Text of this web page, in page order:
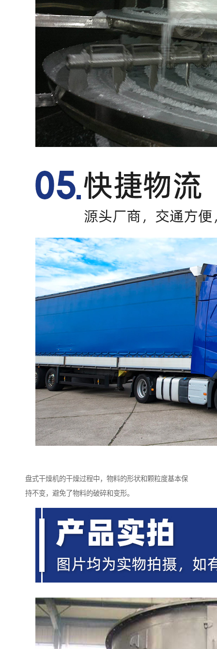
盘式干燥机的干燥过程中，物料的形状和颗粒度基本保
持不变，避免了物料的破碎和变形。